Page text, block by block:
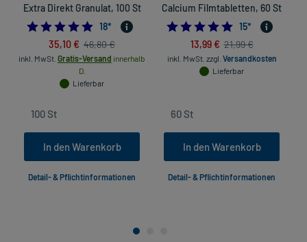
Extra Direkt Granulat, 100 St
4.888888888888889
18*
35,10 € 46,80 €
inkl. MwSt. Gratis-Versand innerhalb
D.
Lieferbar
In den Warenkorb
Detail- & Pflichtinformationen
Calcium Filmtabletten, 60 St
15*
13,99 € 21,99 €
inkl. MwSt. zzgl. Versandkosten
Lieferbar
In den Warenkorb
Detail- & Pflichtinformationen